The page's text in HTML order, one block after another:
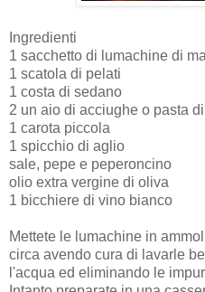
Ingredienti
1 sacchetto di lumachine di
1 scatola di pelati
1 costa di sedano
2 un aio di acciughe o pasta
1 carota piccola
1 spicchio di aglio
sale, pepe e peperoncino
olio extra vergine di oliva
1 bicchiere di vino bianco
Mettete le lumachine in
circa avendo cura di lavarle
l'acqua ed eliminando le